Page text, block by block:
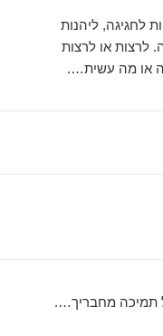
לחגיגה, ליהנות
לרצות או לרצות
או מה עשית….
תמיכה מחבריך….